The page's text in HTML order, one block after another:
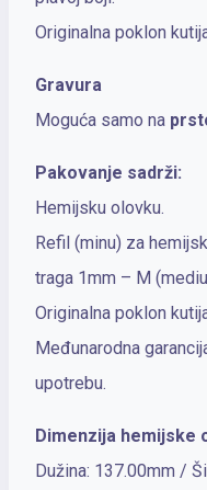
Originalna poklon
Gravura
Moguća samo na
Pakovanje sadrži:
Hemijsku olovku.
Refil (minu) za
traga 1mm – M
Originalna poklon
Međunarodna
upotrebu.
Dimenzija hemijske
Dužina: 137.00mm /